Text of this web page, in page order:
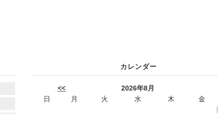
カレンダー
<<
2026年8月
日
月 火 水 木 金